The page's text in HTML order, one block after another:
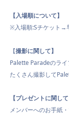
【入場順について】
※入場順:Sチケット→
【撮影に関して】
Palette Paradeのライ
たくさん撮影して
【プレゼントに関して
メンバーへのお手紙